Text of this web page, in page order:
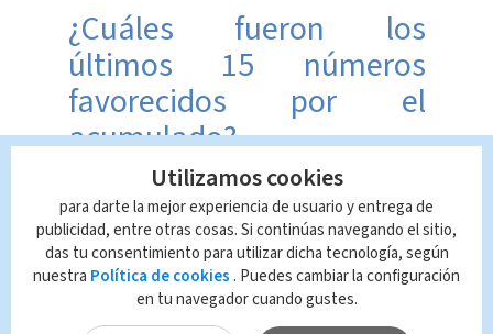
¿Cuáles fueron los
últimos 15 números
favorecidos por el
acumulado?
Los últimos 15 números favorecidos
delacumuladosegún la JPS son:
El 83, con la serie 071, el 5 de
noviembre de 2024.
Utilizamos cookies
para darte la mejor experiencia de usuario y entrega de
publicidad, entre otras cosas. Si continúas navegando el sitio,
das tu consentimiento para utilizar dicha tecnología, según
nuestra Política de cookies . Puedes cambiar la configuración
en tu navegador cuando gustes.